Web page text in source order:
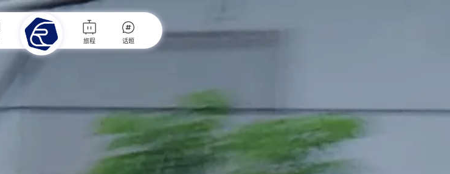
旅程 话题